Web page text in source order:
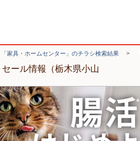
「家具・ホームセンター」のチラシ検索結果 >
ール情報（栃木県小山